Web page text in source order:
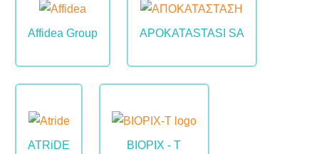
Image
Affidea Group
Image
APOKATASTASI SA
Image
ATRiDE
Image
BIOPIX - T